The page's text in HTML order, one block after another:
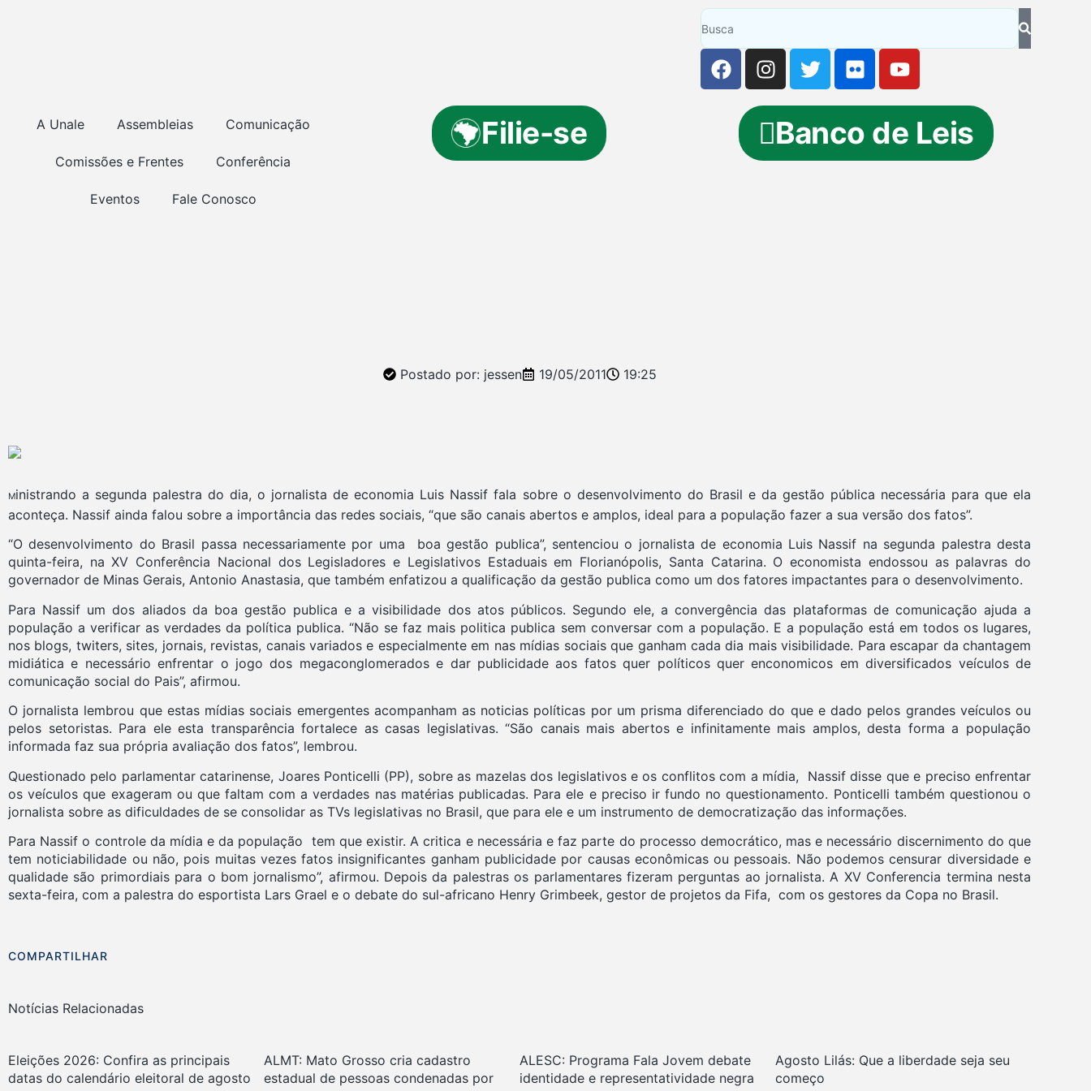
A Unale Assembleias Comunicação
Comissões e Frentes Conferência
Eventos Fale Conosco
Filie-se Banco de Leis
Postado por: jessen 19/05/2011 19:25
Ministrando a segunda palestra do dia, o jornalista de economia Luis Nassif fala sobre o desenvolvimento do Brasil e da gestão pública necessária para que ela
aconteça. Nassif ainda falou sobre a importância das redes sociais, “que são canais abertos e amplos, ideal para a população fazer a sua versão dos fatos”.
“O desenvolvimento do Brasil passa necessariamente por uma boa gestão publica”, sentenciou o jornalista de economia Luis Nassif na segunda palestra desta
quinta-feira, na XV Conferência Nacional dos Legisladores e Legislativos Estaduais em Florianópolis, Santa Catarina. O economista endossou as palavras do
governador de Minas Gerais, Antonio Anastasia, que também enfatizou a qualificação da gestão publica como um dos fatores impactantes para o desenvolvimento.
Para Nassif um dos aliados da boa gestão publica e a visibilidade dos atos públicos. Segundo ele, a convergência das plataformas de comunicação ajuda a
população a verificar as verdades da política publica. “Não se faz mais politica publica sem conversar com a população. E a população está em todos os lugares,
nos blogs, twiters, sites, jornais, revistas, canais variados e especialmente em nas mídias sociais que ganham cada dia mais visibilidade. Para escapar da chantagem
midiática e necessário enfrentar o jogo dos megaconglomerados e dar publicidade aos fatos quer políticos quer enconomicos em diversificados veículos de
comunicação social do Pais”, afirmou.
O jornalista lembrou que estas mídias sociais emergentes acompanham as noticias políticas por um prisma diferenciado do que e dado pelos grandes veículos ou
pelos setoristas. Para ele esta transparência fortalece as casas legislativas. “São canais mais abertos e infinitamente mais amplos, desta forma a população
informada faz sua própria avaliação dos fatos”, lembrou.
Questionado pelo parlamentar catarinense, Joares Ponticelli (PP), sobre as mazelas dos legislativos e os conflitos com a mídia, Nassif disse que e preciso enfrentar
os veículos que exageram ou que faltam com a verdades nas matérias publicadas. Para ele e preciso ir fundo no questionamento. Ponticelli também questionou o
jornalista sobre as dificuldades de se consolidar as TVs legislativas no Brasil, que para ele e um instrumento de democratização das informações.
Para Nassif o controle da mídia e da população tem que existir. A critica e necessária e faz parte do processo democrático, mas e necessário discernimento do que
tem noticiabilidade ou não, pois muitas vezes fatos insignificantes ganham publicidade por causas econômicas ou pessoais. Não podemos censurar diversidade e
qualidade são primordiais para o bom jornalismo”, afirmou. Depois da palestras os parlamentares fizeram perguntas ao jornalista. A XV Conferencia termina nesta
sexta-feira, com a palestra do esportista Lars Grael e o debate do sul-africano Henry Grimbeek, gestor de projetos da Fifa, com os gestores da Copa no Brasil.
COMPARTILHAR
Notícias Relacionadas
Eleições 2026: Confira as principais
datas do calendário eleitoral de agosto
ALMT: Mato Grosso cria cadastro
estadual de pessoas condenadas por
ALESC: Programa Fala Jovem debate
identidade e representatividade negra
Agosto Lilás: Que a liberdade seja seu
começo